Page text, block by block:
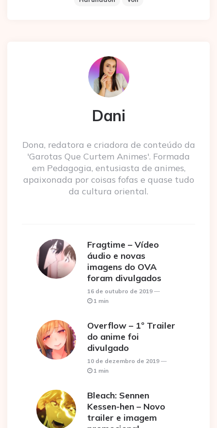
Dani
Dona, redatora e criadora de conteúdo da
'Garotas Que Curtem Animes'. Formada
em Pedagogia, entusiasta de animes,
apaixonada por coisas fofas e quase tudo
da cultura oriental.
Fragtime – Vídeo
áudio e novas
imagens do OVA
foram divulgados
16 de outubro de 2019
1 min
Overflow – 1º Trailer
do anime foi
divulgado
10 de dezembro de 2019
1 min
Bleach: Sennen
Kessen-hen – Novo
trailer e imagem